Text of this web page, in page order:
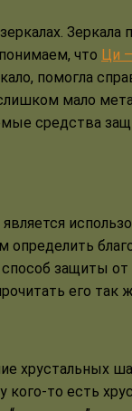
что Ци
помогла
мало
средства
защиты
его так
хрустальных
то есть